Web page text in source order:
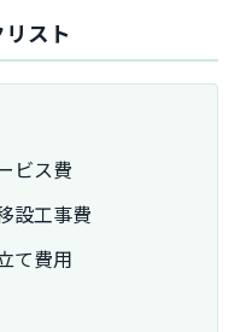
スト
ビス費
設工事費
て費用